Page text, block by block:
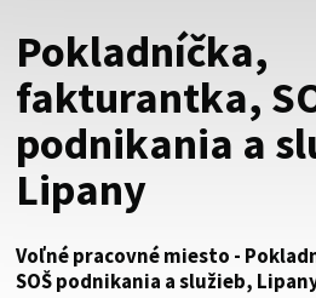
Táto stránka je zabezpečená
Buďte pozorní a vždy sa uistite, že
cez zabezpečenú webovú
vždy začína https:// pred názvom
Pokladníčka,
fakturantka,
podnikania a
Lipany
Voľné pracovné miesto -
SOŠ podnikania a služieb,